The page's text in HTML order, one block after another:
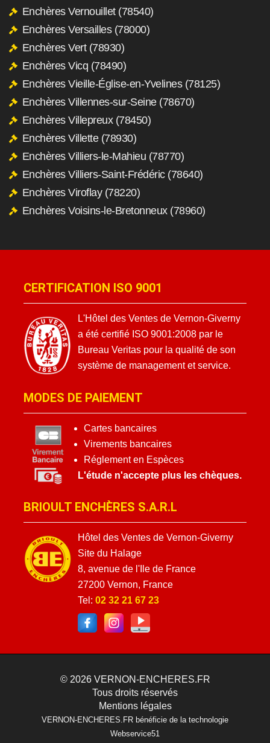
Enchères Vernouillet (78540)
Enchères Versailles (78000)
Enchères Vert (78930)
Enchères Vicq (78490)
Enchères Vieille-Église-en-Yvelines (78125)
Enchères Villennes-sur-Seine (78670)
Enchères Villepreux (78450)
Enchères Villette (78930)
Enchères Villiers-le-Mahieu (78770)
Enchères Villiers-Saint-Frédéric (78640)
Enchères Viroflay (78220)
Enchères Voisins-le-Bretonneux (78960)
CERTIFICATION ISO 9001
L'Hôtel des Ventes de Vernon-Giverny
a été certifié ISO 9001:2008 par le
Bureau Veritas pour la qualité de son
système de management et service.
MODES DE PAIEMENT
Cartes bancaires
Virements bancaires
Réglement en Espèces
L'étude n'accepte plus les chèques.
BRIOULT ENCHÈRES S.A.R.L
Hôtel des Ventes de Vernon-Giverny
Site du Halage
8, avenue de l'Ile de France
27200 Vernon, France
Tel: 02 32 21 67 23
© 2026 VERNON-ENCHERES.FR
Tous droits réservés
Mentions légales
VERNON-ENCHERES.FR bénéficie de la technologie
Webservice51